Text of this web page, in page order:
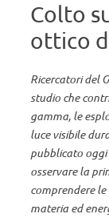
Colto
ottico
Ricercatori del
studio che
gamma, le
luce visibile
pubblicato
osservare la
comprendere
materia ed